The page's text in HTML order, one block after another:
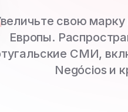
свою
Европы.
СМИ,
Negócios и